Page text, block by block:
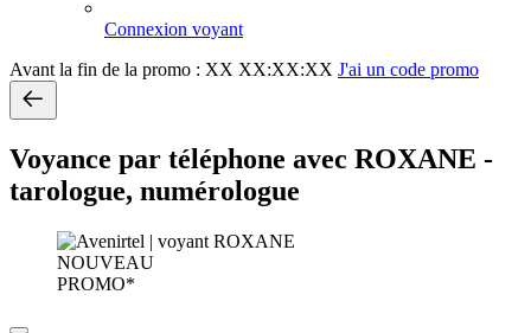
Connexion voyant
Avant la fin de la promo : XX XX:XX:XX J'ai un code promo
Voyance par téléphone avec ROXANE -
tarologue, numérologue
NOUVEAU
PROMO*